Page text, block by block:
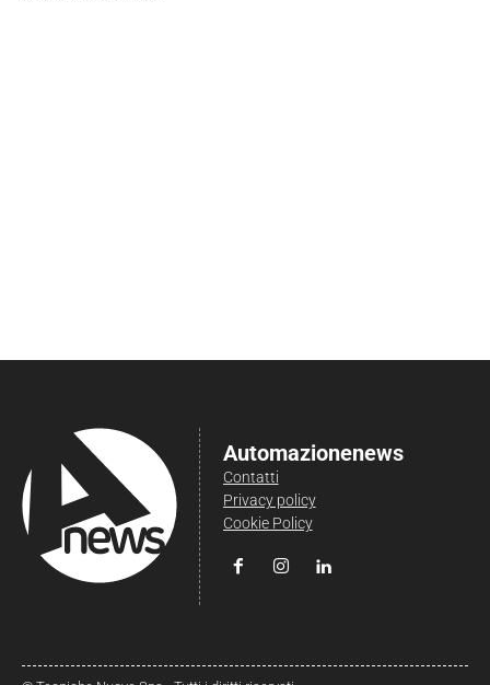
Automazionenews
Contatti
Privacy policy
Cookie Policy